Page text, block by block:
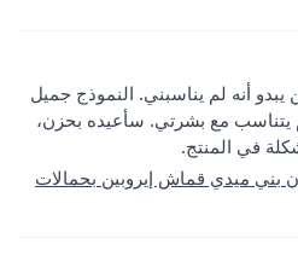
أنه لم يناسبني. النموذج جميل
يتناسب مع بشرتي. سأعيده بحزن،
في المنتج.
بني ميدي قماش إيروبين بحمالات